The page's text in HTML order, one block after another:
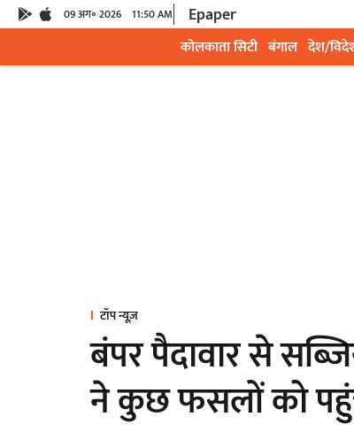
09 अग॰ 2026 11:50 AM Epaper
कोलकाता सिटी बंगाल देश/
टॉप न्यूज़
बंपर पैदावार से
ने कुछ फसलों को